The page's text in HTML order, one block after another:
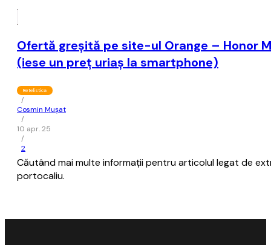
Ofertă greşită pe site-ul Orange – Honor
(iese un preţ uriaş la smartphone)
Retelistica
/
Cosmin Mușat
/
10 apr. 25
/
2
Căutând mai multe informaţii pentru articolul legat de
portocaliu.